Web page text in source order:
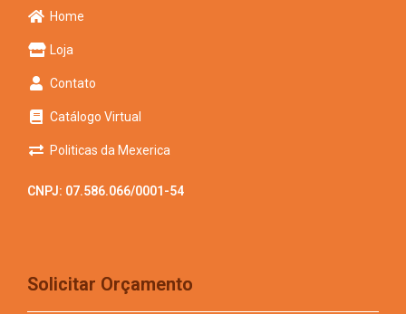
Home
Loja
Contato
Catálogo Virtual
Politicas da Mexerica
CNPJ: 07.586.066/0001-54
Solicitar Orçamento